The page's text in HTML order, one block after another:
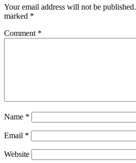
Your email address will not be published.
marked *
Comment *
Name *
Email *
Website